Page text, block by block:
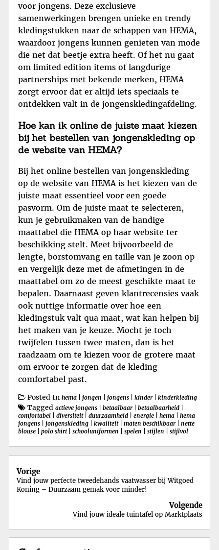
voor jongens. Deze exclusieve
samenwerkingen brengen unieke en trendy
kledingstukken naar de schappen van HEMA,
waardoor jongens kunnen genieten van mode
die net dat beetje extra heeft. Of het nu gaat
om limited edition items of langdurige
partnerships met bekende merken, HEMA
zorgt ervoor dat er altijd iets speciaals te
ontdekken valt in de jongenskledingafdeling.
Hoe kan ik online de juiste maat kiezen
bij het bestellen van jongenskleding op
de website van HEMA?
Bij het online bestellen van jongenskleding
op de website van HEMA is het kiezen van de
juiste maat essentieel voor een goede
pasvorm. Om de juiste maat te selecteren,
kun je gebruikmaken van de handige
maattabel die HEMA op haar website ter
beschikking stelt. Meet bijvoorbeeld de
lengte, borstomvang en taille van je zoon op
en vergelijk deze met de afmetingen in de
maattabel om zo de meest geschikte maat te
bepalen. Daarnaast geven klantrecensies vaak
ook nuttige informatie over hoe een
kledingstuk valt qua maat, wat kan helpen bij
het maken van je keuze. Mocht je toch
twijfelen tussen twee maten, dan is het
raadzaam om te kiezen voor de grotere maat
om ervoor te zorgen dat de kleding
comfortabel past.
Posted In hema jongen jongens kinder kinderkleding
Tagged actieve jongens betaalbaar betaalbaarheid
comfortabel
diversiteit| duurzaamheid energie hema
hema
jongens
jongenskleding kwaliteit| maten beschikbaar
nette
blouse
polo shirt| schooluniformen spelen stijlen stijlvol
Berichtnavigatie
Vorige
Vind jouw perfecte tweedehands vaatwasser bij Witgoed
Koning – Duurzaam gemak voor minder!
Volgende
Vind jouw ideale tuintafel op Marktplaats